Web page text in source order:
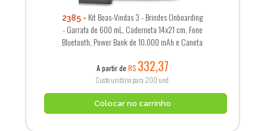
2385
Kit Boas-Vindas 3 - Brindes Onboarding
- Garrafa de 600 mL, Caderneta 14x21 cm, Fone
Bluetooth, Power Bank de 10.000 mAh e Caneta
A partir de R$ 332,37
Custo unitário para 200 und.
Colocar no carrinho